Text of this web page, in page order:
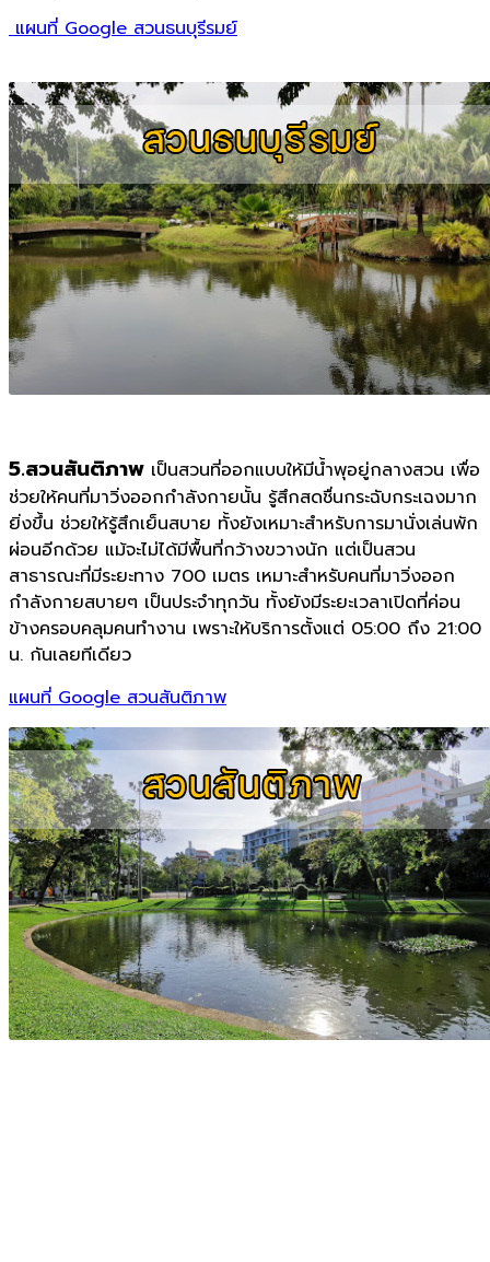
แผนที่ Google สวนธนบุรีรมย์
5.สวนสันติภาพ เป็นสวนที่ออกแบบให้มีน้ำพุอยู่กลางสวน เพื่อ
ช่วยให้คนที่มาวิ่งออกกำลังกายนั้น รู้สึกสดชื่นกระฉับกระเฉงมาก
ยิ่งขึ้น ช่วยให้รู้สึกเย็นสบาย ทั้งยังเหมาะสำหรับการมานั่งเล่นพัก
ผ่อนอีกด้วย แม้จะไม่ได้มีพื้นที่กว้างขวางนัก แต่เป็นสวน
สาธารณะที่มีระยะทาง 700 เมตร เหมาะสำหรับคนที่มาวิ่งออก
กำลังกายสบายๆ เป็นประจำทุกวัน ทั้งยังมีระยะเวลาเปิดที่ค่อน
ข้างครอบคลุมคนทำงาน เพราะให้บริการตั้งแต่ 05:00 ถึง 21:00
น. กันเลยทีเดียว
แผนที่ Google สวนสันติภาพ